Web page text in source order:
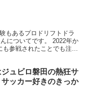
と可愛いと話題になり
もあるプロドリフトドラ
についてです。 2022年か
参戦されたことでも注目
ジュビロ磐田の熱狂サ
ッカー好きのきっか